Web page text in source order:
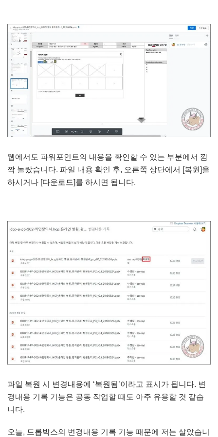
웹에서도 파워포인트의 내용을 확인할 수 있는 부분에서 깜
짝 놀랐습니다. 파일 내용 확인 후, 오른쪽 상단에서 [복원]을
하시거나 [다운로드]를 하시면 됩니다.
파일 복원 시 변경내용에 ‘복원됨’이라고 표시가 됩니다. 변
경내용 기록 기능은 공동 작업할 때도 아주 유용할 것 같습
니다.
오늘, 드롭박스의 변경내용 기록 기능 때문에 저는 살았습니